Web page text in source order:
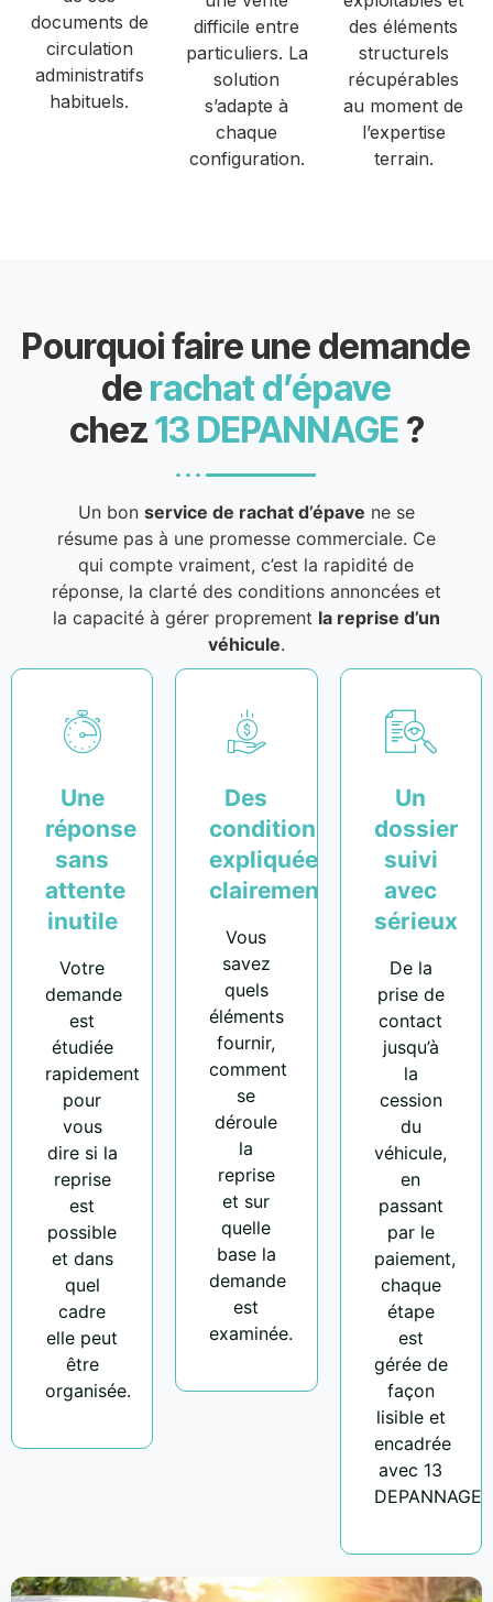
documents de
circulation
administratifs
habituels.
difficile entre
particuliers. La
solution
s’adapte à
chaque
configuration.
des éléments
structurels
récupérables
au moment de
l’expertise
terrain.
Pourquoi faire une demande
de rachat d’épave
chez13 DEPANNAGE ?
Un bon service de rachat d’épave ne se
résume pas à une promesse commerciale. Ce
qui compte vraiment, c’est la rapidité de
réponse, la clarté des conditions annoncées et
la capacité à gérer proprement la reprise d’un
véhicule.
Une
réponse
sans
attente
inutile
Votre
demande
est
étudiée
rapidement
pour
vous
dire si la
reprise
est
possible
et dans
quel
cadre
elle peut
être
organisée.
Des
conditions
expliquées
clairement
Vous
savez
quels
éléments
fournir,
comment
se
déroule
la
reprise
et sur
quelle
base la
demande
est
examinée.
Un
dossier
suivi
avec
sérieux
De la
prise de
contact
jusqu’à
la
cession
du
véhicule,
en
passant
par le
paiement,
chaque
étape
est
gérée de
façon
lisible et
encadrée
avec 13
DEPANNAGE.